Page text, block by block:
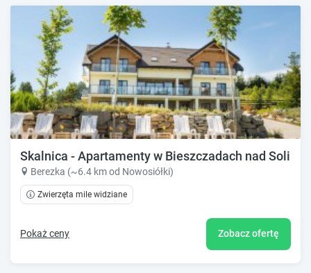
Skalnica - Apartamenty w Bieszczadach nad Soliną
Berezka (~6.4 km od Nowosiółki)
Zwierzęta mile widziane
Pokaż ceny Zobacz ofertę